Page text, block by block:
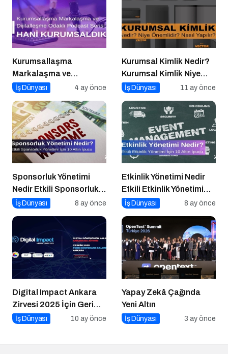
Kurumsallaşma
Markalaşma ve
Dijitalleşme Odaklı
Kurumsaldık
İş Dünyası 4 ay önce
Kurumsal Kimlik Nedir?
Kurumsal Kimlik Niye
Önemlidir? Kurumsal
İş Dünyası 11 ay önce
Sponsorluk Yönetimi
Nedir Etkili Sponsorluk
Yönetimi İçin 10 Altın
İş Dünyası 8 ay önce
Etkinlik Yönetimi Nedir
Etkili Etkinlik Yönetimi
İçin 10 Altın İpucu
İş Dünyası 8 ay önce
Digital Impact Ankara
Zirvesi 2025 İçin Geri
Sayım!
İş Dünyası 10 ay önce
Yapay Zekâ Çağında
Yeni Altın
İş Dünyası 3 ay önce